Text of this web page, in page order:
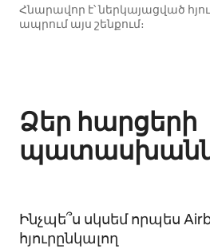
Հնարավոր է՝ ներկայացված
ապրում այս շենքում։
Ձեր հարցերի
Ինչպե՞ս սկսեմ որպես
հյուրընկալող